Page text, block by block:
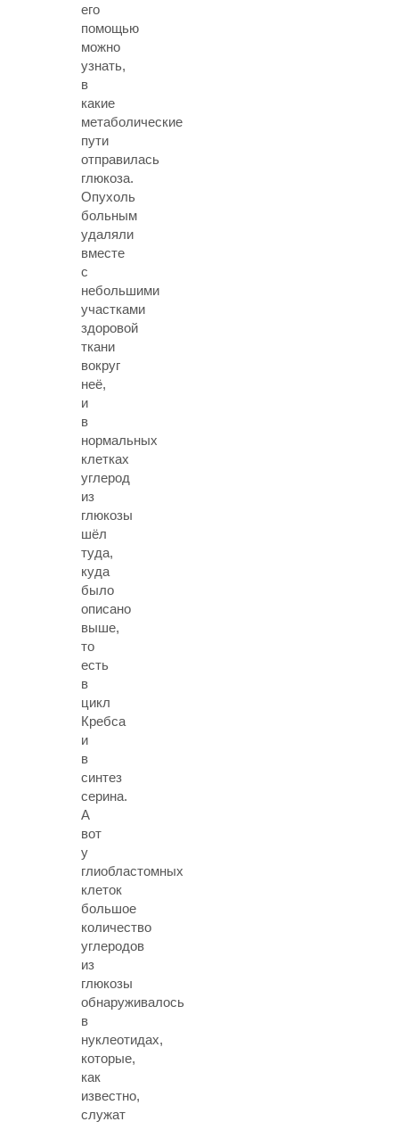
его
помощью
можно
узнать,
в
какие
метаболические
пути
отправилась
глюкоза.
Опухоль
больным
удаляли
вместе
с
небольшими
участками
здоровой
ткани
вокруг
неё,
и
в
нормальных
клетках
углерод
из
глюкозы
шёл
туда,
куда
было
описано
выше,
то
есть
в
цикл
Кребса
и
в
синтез
серина.
А
вот
у
глиобластомных
клеток
большое
количество
углеродов
из
глюкозы
обнаруживалось
в
нуклеотидах,
которые,
как
известно,
служат